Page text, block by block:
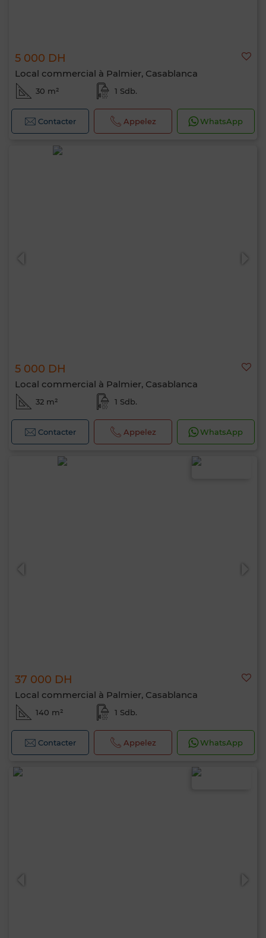
5 000 DH
Local commercial à Palmier, Casablanca
30 m² 1 Sdb.
Contacter Appelez WhatsApp
5 000 DH
Local commercial à Palmier, Casablanca
32 m² 1 Sdb.
Contacter Appelez WhatsApp
37 000 DH
Local commercial à Palmier, Casablanca
140 m² 1 Sdb.
Contacter Appelez WhatsApp